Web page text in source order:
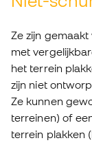
Ze zijn
met
het terrein
zijn niet
Ze kunnen
terreinen) of
terrein plakken